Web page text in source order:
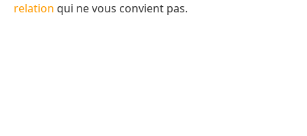
relation qui ne vous convient pas.